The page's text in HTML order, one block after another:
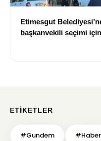
Etimesgut
başkanvekili seçimi
ETIKETLER
#Gundem #Haber